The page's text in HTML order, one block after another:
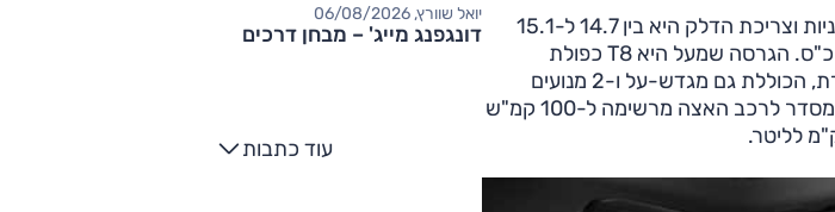
הדגם מוצע בשתי גרסאות. גרסת T4 מייצרת 190 כ"ס, מאיצה ל-100 קמ"ש ב-7.1 שניות וצריכת הדלק היא בין 14.7 ל-15.1
ק"מ/ליטר לפי הצמיגים; באופן חד-פעמי הגיעו גם יחידות מעטות בגרסת T5 עם 250 כ"ס. הגרסה שמעל היא T8 כפולת
ההנעה, שצפויה להיות הנמכרת ביותר. ל-T8 חטיבת הכוח ההיברידית הנטענת המוכרת, הכוללת גם מגדש-על ו-2 מנועים
חשמליים, שאחד מהם מניע את הגלגלים האחוריים. כל המכלול הזה מייצר 390 כ"ס, מסדר לרכב האצה מרשימה ל-100 קמ"ש
יואל שוורץ, 06/08/2026
דונגפנג מייג' – מבחן דרכים
עוד כתבות